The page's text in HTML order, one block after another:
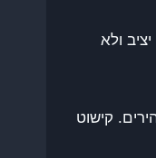
ולא
קישוט